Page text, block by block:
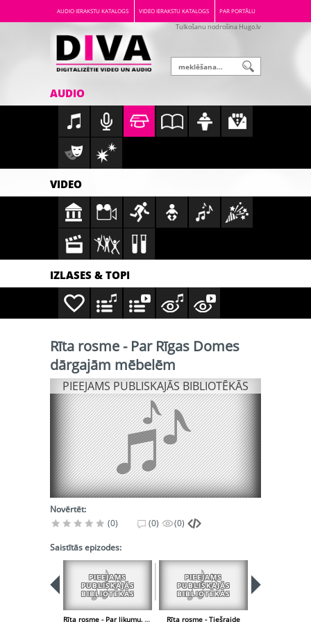
AUDIO IERAKSTU KATALOGS VIDEO IERAKSTU KATALOGS PAR PORTĀLU
Tulkošanu nodrošina Hugo.lv
AUDIO
VIDEO
IZLASES & TOPI
Rīta rosme - Par Rīgas Domes
dārgajām mēbelēm
PIEEJAMS PUBLISKAJĀS BIBLIOTĒKĀS
Novērtēt:
(0)
(0) (0)
Saistītās epizodes:
PIEEJAMS
PUBLISKAJĀS
BIBLIOTĒKĀS
Rīta rosme - Par likumu, kurā noteiks, kas ir mākslinieks un kas nē
PIEEJAMS
PUBLISKAJĀS
BIBLIOTĒKĀS
Rīta rosme - Tiešraide